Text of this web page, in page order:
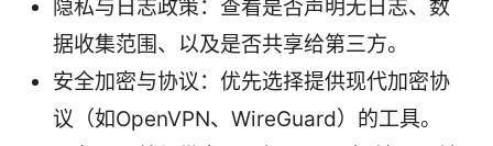
隐私与日志政策：查看是否声明无日志、数
据收集范围、以及是否共享给第三方。
安全加密与协议：优先选择提供现代加密协
议（如OpenVPN、WireGuard）的工具。